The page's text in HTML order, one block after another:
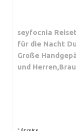
seyfocnia
für die Nacht
Große
und
* Anzeige